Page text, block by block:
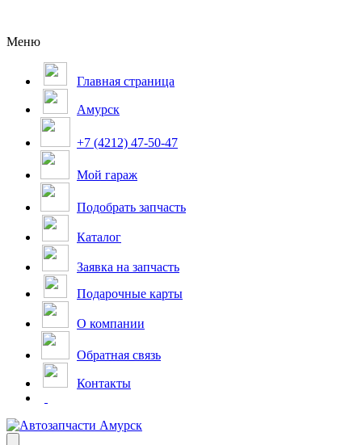
Меню
Главная страница
Амурск
+7 (4212) 47-50-47
Мой гараж
Подобрать запчасть
Каталог
Заявка на запчасть
Подарочные карты
О компании
Обратная связь
Контакты